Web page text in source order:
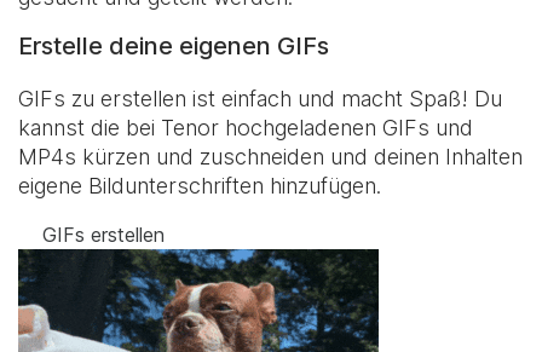
Erstelle deine eigenen GIFs
GIFs zu erstellen ist einfach und macht Spaß! Du
kannst die bei Tenor hochgeladenen GIFs und
MP4s kürzen und zuschneiden und deinen Inhalten
eigene Bildunterschriften hinzufügen.
GIFs erstellen